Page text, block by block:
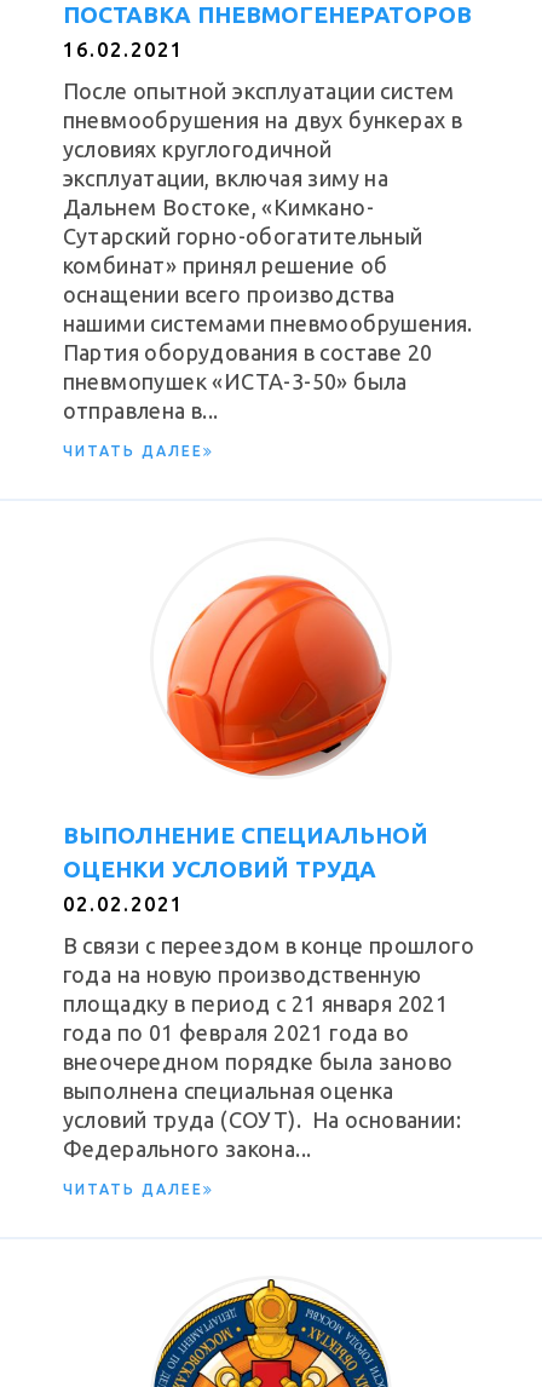
ПОСТАВКА ПНЕВМОГЕНЕРАТОРОВ
16.02.2021
После опытной эксплуатации систем
пневмообрушения на двух бункерах в
условиях круглогодичной
эксплуатации, включая зиму на
Дальнем Востоке, «Кимкано-
Сутарский горно-обогатительный
комбинат» принял решение об
оснащении всего производства
нашими системами пневмообрушения.
Партия оборудования в составе 20
пневмопушек «ИСТА-3-50» была
отправлена в...
ЧИТАТЬ ДАЛЕЕ
ВЫПОЛНЕНИЕ СПЕЦИАЛЬНОЙ
ОЦЕНКИ УСЛОВИЙ ТРУДА
02.02.2021
В связи с переездом в конце прошлого
года на новую производственную
площадку в период с 21 января 2021
года по 01 февраля 2021 года во
внеочередном порядке была заново
выполнена специальная оценка
условий труда (СОУТ). На основании:
Федерального закона...
ЧИТАТЬ ДАЛЕЕ